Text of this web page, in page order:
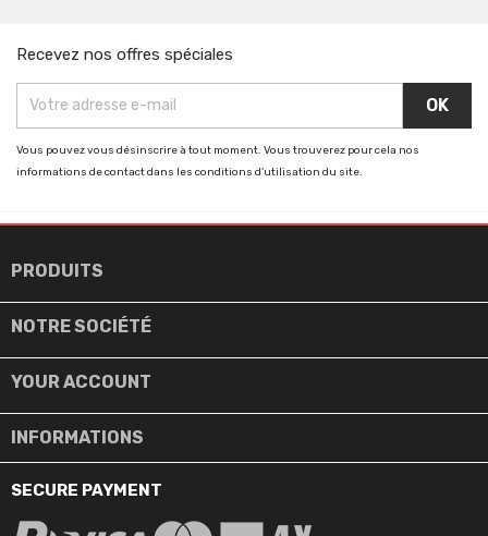
Recevez nos offres spéciales
Vous pouvez vous désinscrire à tout moment. Vous trouverez pour cela nos
informations de contact dans les conditions d'utilisation du site.
PRODUITS
NOTRE SOCIÉTÉ
YOUR ACCOUNT
INFORMATIONS
SECURE PAYMENT